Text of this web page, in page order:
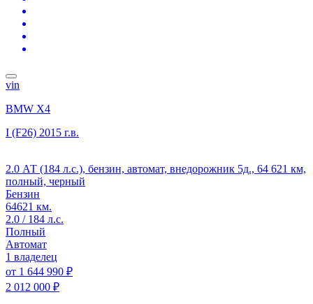
vin
BMW X4
I (F26) 2015 г.в.
2.0 АТ (184 л.с.), бензин, автомат, внедорожник 5д., 64 621 км,
полный, черный
Бензин
64621 км.
2.0 / 184 л.с.
Полный
Автомат
1 владелец
от 1 644 990 ₽
2 012 000 ₽